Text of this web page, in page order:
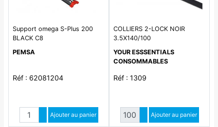
Support omega S-Plus 200
BLACK C8
PEMSA
Réf : 62081204
Quantité
Augmenter quantité
Diminuer quantité
Ajouter au panier
COLLIERS 2-LOCK NOIR
3.5X140/100
YOUR ESSSENTIALS
CONSOMMABLES
Réf : 1309
Quantité
Augmenter quantité
Diminuer quantité
Ajouter au panier